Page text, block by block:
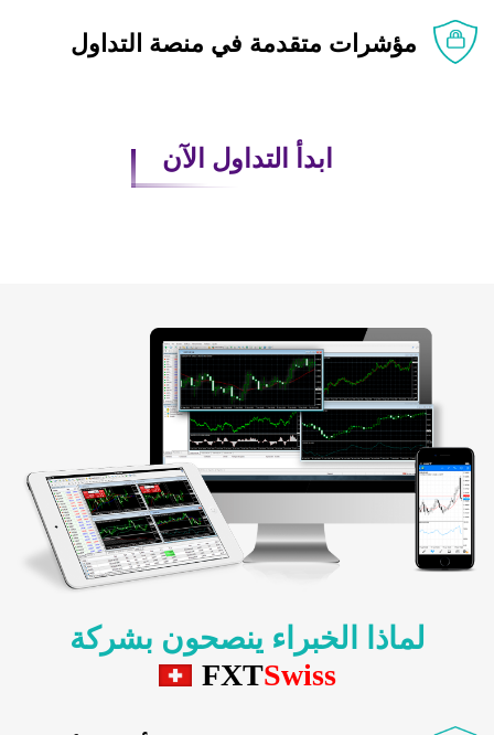
مؤشرات متقدمة في منصة التداول
ابدأ التداول الآن
لماذا الخبراء ينصحون بشركة
FXTSwiss